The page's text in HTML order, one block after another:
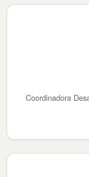
Coordinadora